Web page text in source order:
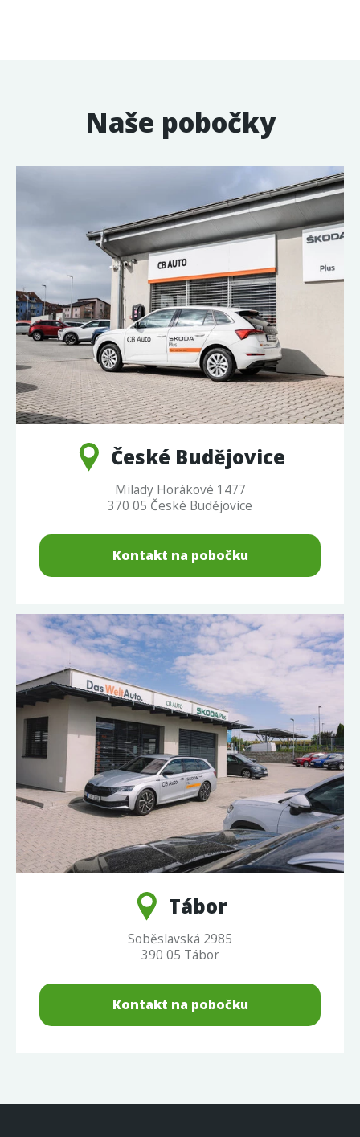
Naše pobočky
České Budějovice
Milady Horákové 1477
370 05 České Budějovice
Kontakt na pobočku
Tábor
Soběslavská 2985
390 05 Tábor
Kontakt na pobočku